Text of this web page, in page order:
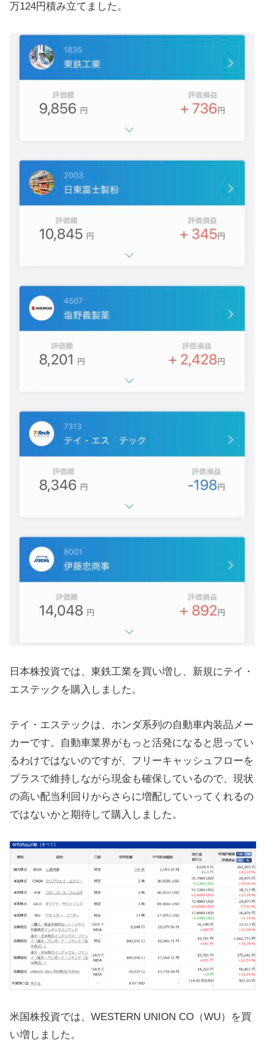
万124円積み立てました。
日本株投資では、東鉄工業を買い増し、新規にテイ・
エステックを購入しました。
テイ・エステックは、ホンダ系列の自動車内装品メー
カーです。自動車業界がもっと活発になると思ってい
るわけではないのですが、フリーキャッシュフローを
プラスで維持しながら現金も確保しているので、現状
の高い配当利回りからさらに増配していってくれるの
ではないかと期待して購入しました。
米国株投資では、WESTERN UNION CO（WU）を買
い増しました。